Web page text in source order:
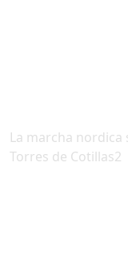
La marcha
Torres de Cotillas2